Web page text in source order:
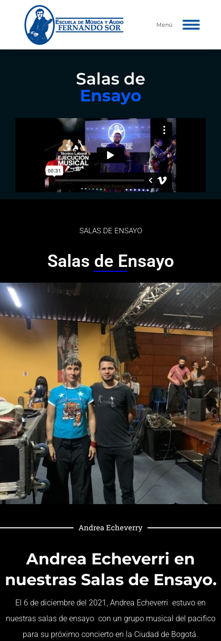
Menú
Salas de
Ensayo
SALAS DE ENSAYO
Salas de Ensayo
Andrea Echeverry
Andrea Echeverri en
nuestras Salas de Ensayo.
El 6 de diciembre del 2021, Andrea Echeverri estuvo en
nuestras salas de ensayo con un grupo musical del pacifico
para su próximo concierto en la Ciudad de Bogotá.